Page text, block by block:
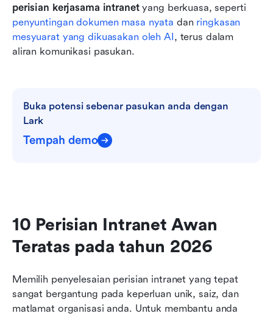
perisian kerjasama intranet
penyuntingan dokumen masa nyata dan ringkasan
mesyuarat yang dikuasakan oleh AI, terus dalam
aliran komunikasi pasukan.
Buka potensi sebenar pasukan anda dengan
Lark
Tempah demo
10 Perisian Intranet Awan
Teratas pada tahun 2026
Memilih penyelesaian perisian intranet yang tepat
sangat bergantung pada keperluan unik, saiz, dan
matlamat organisasi anda. Untuk membantu anda